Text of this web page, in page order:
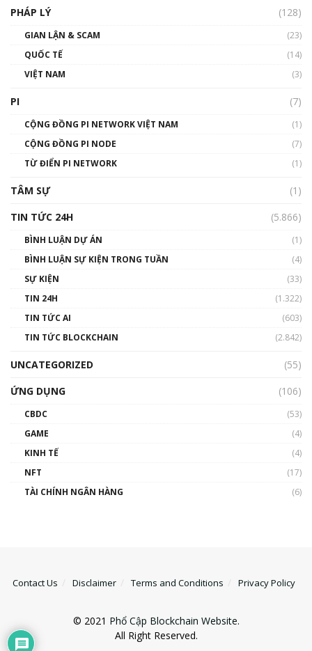
gió ấm
Talkshow 14: MemeCoin – Trò đùa tỷ đô
01:29:26
PHÁP LÝ
(128)
GIAN LẬN & SCAM
(23)
QUỐC TẾ
(14)
VIỆT NAM
(3)
PI (7)
CỘNG ĐỒNG PI NETWORK VIỆT NAM
(1)
CỘNG ĐỒNG PI NODE
(7)
TỪ ĐIỂN PI NETWORK
(1)
TÂM SỰ
(1)
TIN TỨC 24H
(5.866)
BÌNH LUẬN DỰ ÁN
(1)
BÌNH LUẬN SỰ KIỆN TRONG TUẦN
(4)
SỰ KIỆN
(33)
TIN 24H
(1.322)
TIN TỨC AI
(603)
TIN TỨC BLOCKCHAIN
(2.842)
UNCATEGORIZED
(55)
ỨNG DỤNG
(106)
CBDC
(53)
GAME
(4)
KINH TẾ
(4)
NFT
(17)
TÀI CHÍNH NGÂN HÀNG
(6)
Contact Us Disclaimer Terms and Conditions Privacy Policy
© 2021 Phổ Cập Blockchain Website.
All Right Reserved.